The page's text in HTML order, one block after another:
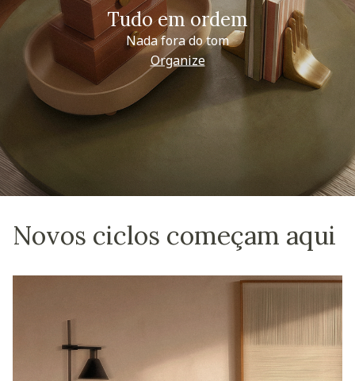
Tudo em ordem
Nada fora do tom
Organize
Novos ciclos começam aqui